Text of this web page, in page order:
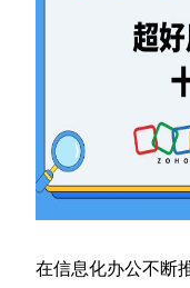
在信息化办公不断